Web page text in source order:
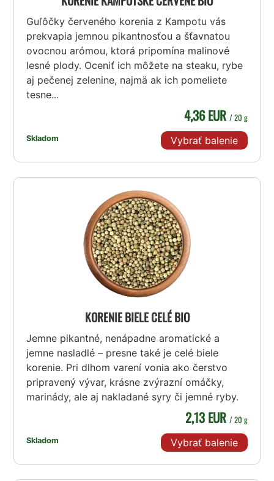
Guľôčky červeného korenia z Kampotu vás
prekvapia jemnou pikantnosťou a šťavnatou
ovocnou arómou, ktorá pripomína malinové
lesné plody. Oceniť ich môžete na steaku, rybe
aj pečenej zelenine, najmä ak ich pomeliete
tesne...
Skladom
4,36 EUR / 20 g
Vybrať balenie
KORENIE BIELE CELÉ BIO
Jemne pikantné, nenápadne aromatické a
jemne nasladlé – presne také je celé biele
korenie. Pri dlhom varení vonia ako čerstvo
pripravený vývar, krásne zvýrazní omáčky,
marinády, ale aj nakladané syry či jemné ryby.
Skladom
2,13 EUR / 20 g
Vybrať balenie